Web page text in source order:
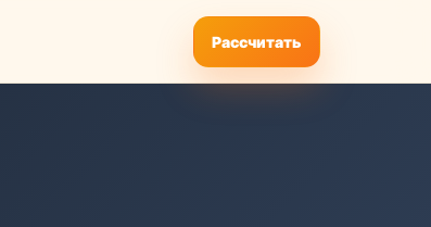
Рассчитать